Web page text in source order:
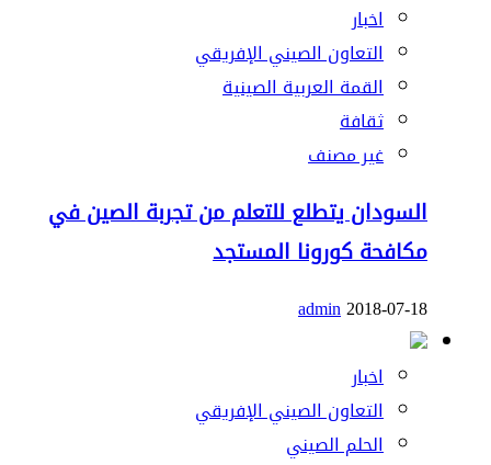
اخبار
التعاون الصيني الإفريقي
القمة العربية الصينية
ثقافة
غير مصنف
السودان يتطلع للتعلم من تجربة الصين في
مكافحة كورونا المستجد
2018-07-18
admin
اخبار
التعاون الصيني الإفريقي
الحلم الصيني